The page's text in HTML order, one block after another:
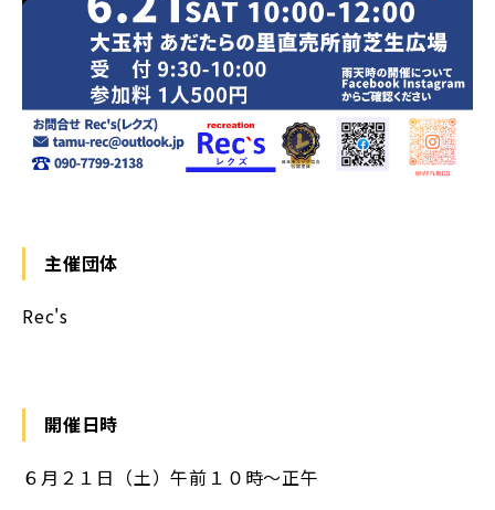
主催団体
Rec's
開催日時
６月２１日（土）午前１０時〜正午